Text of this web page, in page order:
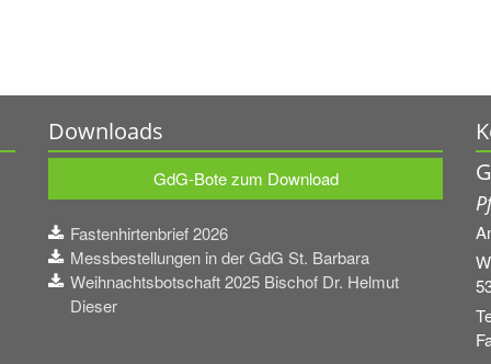
Downloads
GdG-Bote zum Download
Fastenhirtenbrief 2026
Messbestellungen in der GdG St. Barbara
Weihnachtsbotschaft 2025 Bischof Dr. Helmut
Dieser